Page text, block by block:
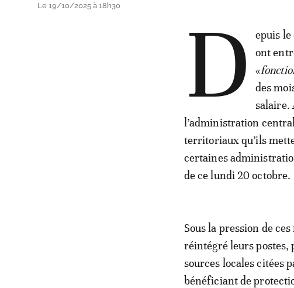
Le 19/10/2025 à 18h30 D
epuis
ont
«
des
salaire.
l’administration
territoriaux qu’ils
certaines
de ce lundi 20 octobre.
Sous la pression de
réintégré leurs
sources locales citées
bénéficiant de